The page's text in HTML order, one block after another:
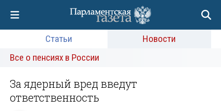
Статьи
Новости
Все о пенсиях в России
За ядерный вред введут
ответственность